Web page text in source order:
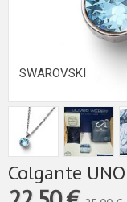
SWAROVSKI
Colgante